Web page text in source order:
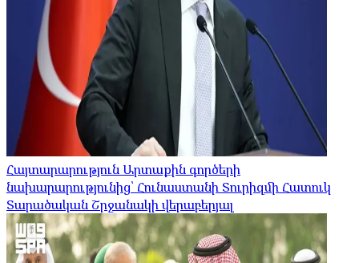
Հայտարարություն Արտաքին գործերի
նախարարությունից՝ Հունաստանի Տուրիզմի Հատուկ
Տարածական Շրջանակի վերաբերյալ